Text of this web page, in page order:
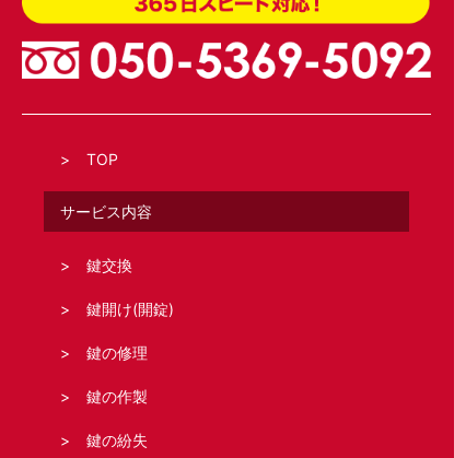
TOP
サービス内容
鍵交換
鍵開け(開錠)
鍵の修理
鍵の作製
鍵の紛失